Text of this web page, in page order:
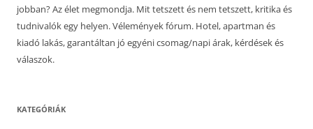
jobban? Az élet megmondja. Mit tetszett és nem tetszett, kritika és
tudnivalók egy helyen. Vélemények fórum. Hotel, apartman és
kiadó lakás, garantáltan jó egyéni csomag/napi árak, kérdések és
válaszok.
KATEGÓRIÁK